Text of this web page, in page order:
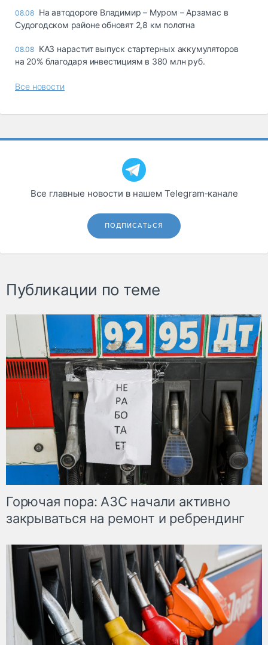
08.08 На автодороге Владимир – Муром – Арзамас в
Судогодском районе обновят 2,8 км полотна
08.08 КАЗ нарастит выпуск стартерных аккумуляторов
на 20% благодаря инвестициям в 380 млн руб.
Все новости
Все главные новости в нашем Telegram‑канале
ПОДПИСАТЬСЯ
Публикации по теме
Горючая пора: АЗС начали активно
закрываться на ремонт и ребрендинг